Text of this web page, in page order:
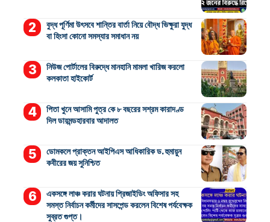
বুদ্ধ পূর্ণিমা উৎসবে শান্তির বার্তা নিয়ে বৌদ্ধ ভিক্ষুরা যুদ্ধ
বা হিংসা কোনো সমস্যার সমাধান নয়
নিউজ পোর্টালের বিরুদ্ধে মানহানি মামলা খারিজ করলো
কলকাতা হাইকোর্ট
পিতা খুনে আসামি পুত্র কে ৮ বছরের সশ্রম কারাদণ্ড
দিল ডায়মন্ডহারবার আদালত
ডোমকলে প্রাক্তন আইপিএস আধিকারিক ড. হুমায়ুন
কবীরের জয় সুনিশ্চিত
একসঙ্গে লাঞ্চ করার ঘটনায় প্রিজাইডিং অফিসার সহ
সমস্ত নির্বাচন কর্মীদের সাসপেন্ড করলেন বিশেষ পর্যবেক্ষক
সুব্রত গুপ্ত।